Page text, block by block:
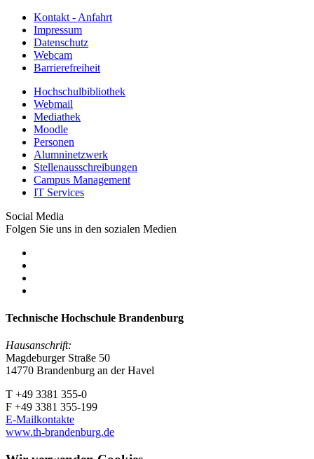
Kontakt - Anfahrt
Impressum
Datenschutz
Webcam
Barrierefreiheit
Hochschulbibliothek
Webmail
Mediathek
Moodle
Personen
Alumninetzwerk
Stellenausschreibungen
Campus Management
IT Services
Social Media
Folgen Sie uns in den sozialen Medien
Technische Hochschule Brandenburg
Hausanschrift:
Magdeburger Straße 50
14770 Brandenburg an der Havel
T +49 3381 355-0
F +49 3381 355-199
E-Mailkontakte
www.th-brandenburg.de